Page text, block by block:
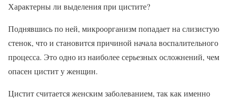
Характерны ли выделения при цистите?
Поднявшись по ней, микроорганизм попадает на слизистую
стенок, что и становится причиной начала воспалительного
процесса. Это одно из наиболее серьезных осложнений, чем
опасен цистит у женщин.
Цистит считается женским заболеванием, так как именно